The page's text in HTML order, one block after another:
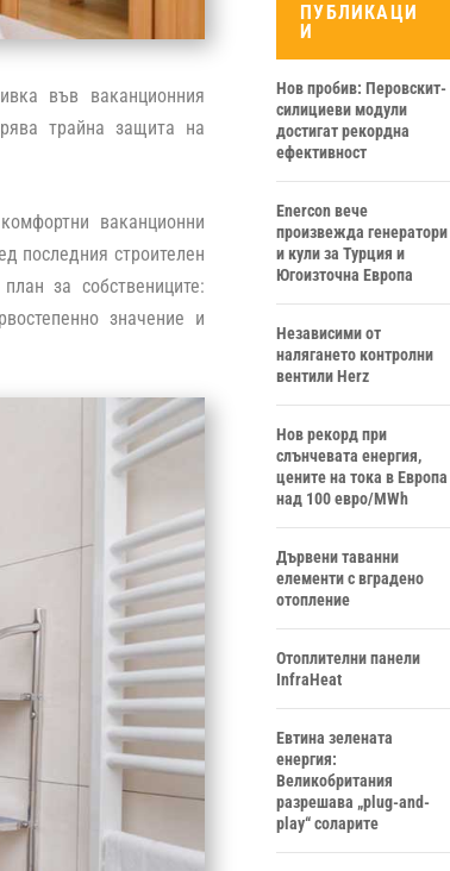
във ваканционния
трайна защита на
ваканционни
последния строителен
за собствениците:
значение и
ПУБЛИКАЦИ
И
Нов пробив: Перовскит-
силициеви модули
достигат рекордна
ефективност
Enercon вече
произвежда генератори
и кули за Турция и
Югоизточна Европа
Независими от
налягането контролни
вентили Herz
Нов рекорд при
слънчевата енергия,
цените на тока в Европа
над 100 евро/MWh
Дървени таванни
елементи с вградено
отопление
Отоплителни панели
InfraHeat
Евтина зелената
енергия:
Великобритания
разрешава „plug-and-
play“ соларите